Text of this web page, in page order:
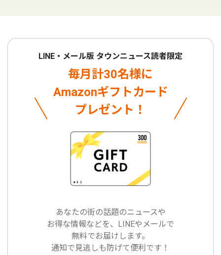
LINE・メール版 タウンニュース読者限定
毎月計30名様に
Amazonギフトカード
プレゼント！
あなたの街の話題のニュースや
お得な情報などを、LINEやメールで
無料でお届けします。
通知で見逃しも防げて便利です！